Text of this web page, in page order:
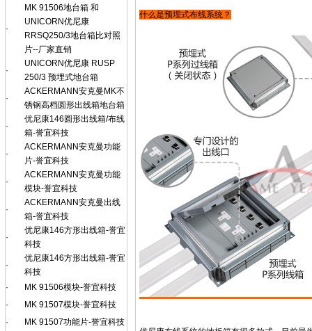
·
MK 91506地台箱 和
UNICORN优尼康
RRSQ250/3地台箱比对照
片--厂家直销
·
UNICORN优尼康 RUSP
250/3 预埋式地台箱
·
ACKERMANN安克曼MK不
锈钢高档圆形出线箱地台箱
·
优尼康146圆形出线箱/布线
箱-誉宜科技
·
ACKERMANN安克曼功能
片-誉宜科技
·
ACKERMANN安克曼功能
模块-誉宜科技
·
ACKERMANN安克曼出线
箱-誉宜科技
·
优尼康146方形出线箱-誉宜
科技
·
优尼康146方形出线箱-誉宜
科技
·
MK 91506模块-誉宜科技
·
MK 91507模块-誉宜科技
·
MK 91507功能片-誉宜科技
什么是预埋式布线系统？